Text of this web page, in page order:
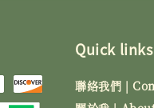
Quick links
聯絡我們 |